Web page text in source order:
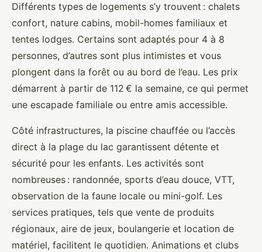
Différents types de logements s’y trouvent : chalets
confort, nature cabins, mobil-homes familiaux et
tentes lodges. Certains sont adaptés pour 4 à 8
personnes, d’autres sont plus intimistes et vous
plongent dans la forêt ou au bord de l’eau. Les prix
démarrent à partir de 112 € la semaine, ce qui permet
une escapade familiale ou entre amis accessible.
Côté infrastructures, la piscine chauffée ou l’accès
direct à la plage du lac garantissent détente et
sécurité pour les enfants. Les activités sont
nombreuses : randonnée, sports d’eau douce, VTT,
observation de la faune locale ou mini-golf. Les
services pratiques, tels que vente de produits
régionaux, aire de jeux, boulangerie et location de
matériel, facilitent le quotidien. Animations et clubs